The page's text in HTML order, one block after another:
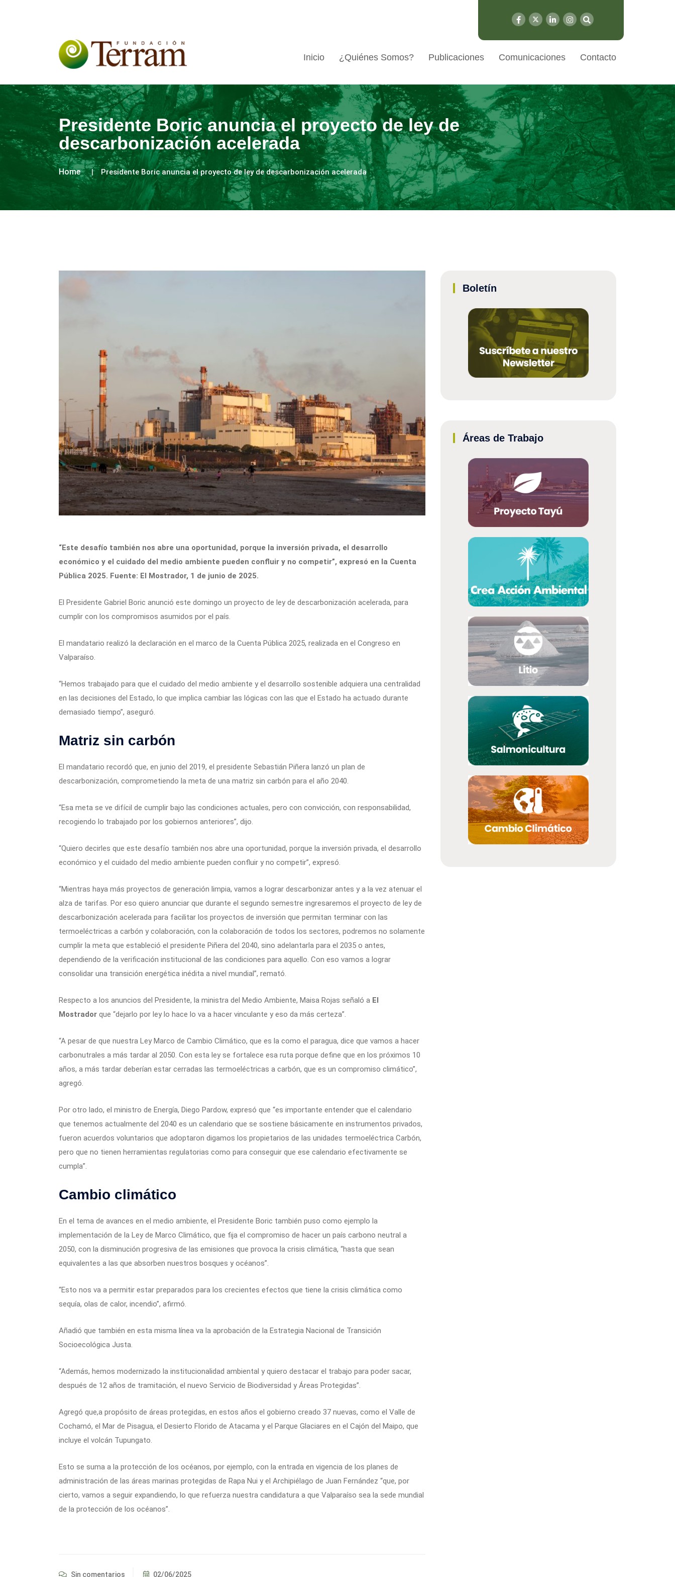
Inicio ¿Quiénes Somos? Publicaciones Comunicaciones Contacto
Presidente Boric anuncia el proyecto de ley de
descarbonización acelerada
Home Presidente Boric anuncia el proyecto de ley de descarbonización acelerada
“Este desafío también nos abre una oportunidad, porque la inversión privada, el desarrollo
económico y el cuidado del medio ambiente pueden confluir y no competir”, expresó en la Cuenta
Pública 2025. Fuente: El Mostrador, 1 de junio de 2025.
El Presidente Gabriel Boric anunció este domingo un proyecto de ley de descarbonización acelerada, para
cumplir con los compromisos asumidos por el país.
El mandatario realizó la declaración en el marco de la Cuenta Pública 2025, realizada en el Congreso en
Valparaíso.
“Hemos trabajado para que el cuidado del medio ambiente y el desarrollo sostenible adquiera una centralidad
en las decisiones del Estado, lo que implica cambiar las lógicas con las que el Estado ha actuado durante
demasiado tiempo”, aseguró.
Matriz sin carbón
El mandatario recordó que, en junio del 2019, el presidente Sebastián Piñera lanzó un plan de
descarbonización, comprometiendo la meta de una matriz sin carbón para el año 2040.
“Esa meta se ve difícil de cumplir bajo las condiciones actuales, pero con convicción, con responsabilidad,
recogiendo lo trabajado por los gobiernos anteriores”, dijo.
“Quiero decirles que este desafío también nos abre una oportunidad, porque la inversión privada, el desarrollo
económico y el cuidado del medio ambiente pueden confluir y no competir”, expresó.
“Mientras haya más proyectos de generación limpia, vamos a lograr descarbonizar antes y a la vez atenuar el
alza de tarifas. Por eso quiero anunciar que durante el segundo semestre ingresaremos el proyecto de ley de
descarbonización acelerada para facilitar los proyectos de inversión que permitan terminar con las
termoeléctricas a carbón y colaboración, con la colaboración de todos los sectores, podremos no solamente
cumplir la meta que estableció el presidente Piñera del 2040, sino adelantarla para el 2035 o antes,
dependiendo de la verificación institucional de las condiciones para aquello. Con eso vamos a lograr
consolidar una transición energética inédita a nivel mundial”, remató.
Respecto a los anuncios del Presidente, la ministra del Medio Ambiente, Maisa Rojas señaló a El
Mostrador que “dejarlo por ley lo hace lo va a hacer vinculante y eso da más certeza”.
“A pesar de que nuestra Ley Marco de Cambio Climático, que es la como el paragua, dice que vamos a hacer
carbonutrales a más tardar al 2050. Con esta ley se fortalece esa ruta porque define que en los próximos 10
años, a más tardar deberían estar cerradas las termoeléctricas a carbón, que es un compromiso climático”,
agregó.
Por otro lado, el ministro de Energía, Diego Pardow, expresó que “es importante entender que el calendario
que tenemos actualmente del 2040 es un calendario que se sostiene básicamente en instrumentos privados,
fueron acuerdos voluntarios que adoptaron digamos los propietarios de las unidades termoeléctrica Carbón,
pero que no tienen herramientas regulatorias como para conseguir que ese calendario efectivamente se
cumpla”.
Cambio climático
En el tema de avances en el medio ambiente, el Presidente Boric también puso como ejemplo la
implementación de la Ley de Marco Climático, que fija el compromiso de hacer un país carbono neutral a
2050, con la disminución progresiva de las emisiones que provoca la crisis climática, “hasta que sean
equivalentes a las que absorben nuestros bosques y océanos”.
“Esto nos va a permitir estar preparados para los crecientes efectos que tiene la crisis climática como
sequía, olas de calor, incendio”, afirmó.
Añadió que también en esta misma línea va la aprobación de la Estrategia Nacional de Transición
Socioecológica Justa.
“Además, hemos modernizado la institucionalidad ambiental y quiero destacar el trabajo para poder sacar,
después de 12 años de tramitación, el nuevo Servicio de Biodiversidad y Áreas Protegidas”.
Agregó que,a propósito de áreas protegidas, en estos años el gobierno creado 37 nuevas, como el Valle de
Cochamó, el Mar de Pisagua, el Desierto Florido de Atacama y el Parque Glaciares en el Cajón del Maipo, que
incluye el volcán Tupungato.
Esto se suma a la protección de los océanos, por ejemplo, con la entrada en vigencia de los planes de
administración de las áreas marinas protegidas de Rapa Nui y el Archipiélago de Juan Fernández “que, por
cierto, vamos a seguir expandiendo, lo que refuerza nuestra candidatura a que Valparaíso sea la sede mundial
de la protección de los océanos”.
Sin comentarios 02/06/2025
Boletín
Áreas de Trabajo